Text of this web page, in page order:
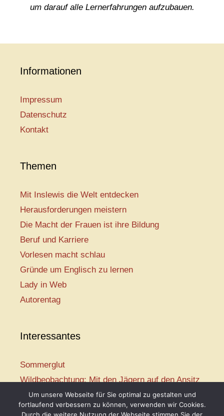
um darauf alle Lernerfahrungen aufzubauen.
Informationen
Impressum
Datenschutz
Kontakt
Themen
Mit Inslewis die Welt entdecken
Herausforderungen meistern
Die Macht der Frauen ist ihre Bildung
Beruf und Karriere
Vorlesen macht schlau
Gründe um Englisch zu lernen
Lady in Web
Autorentag
Interessantes
Sommerglut
Wildbeobachtung: Mit den Jägern auf den Ansitz
Mir ist so heiß
Mission: Rettungsschwimmer
Um unsere Webseite für Sie optimal zu gestalten und
fortlaufend verbessern zu können, verwenden wir Cookies.